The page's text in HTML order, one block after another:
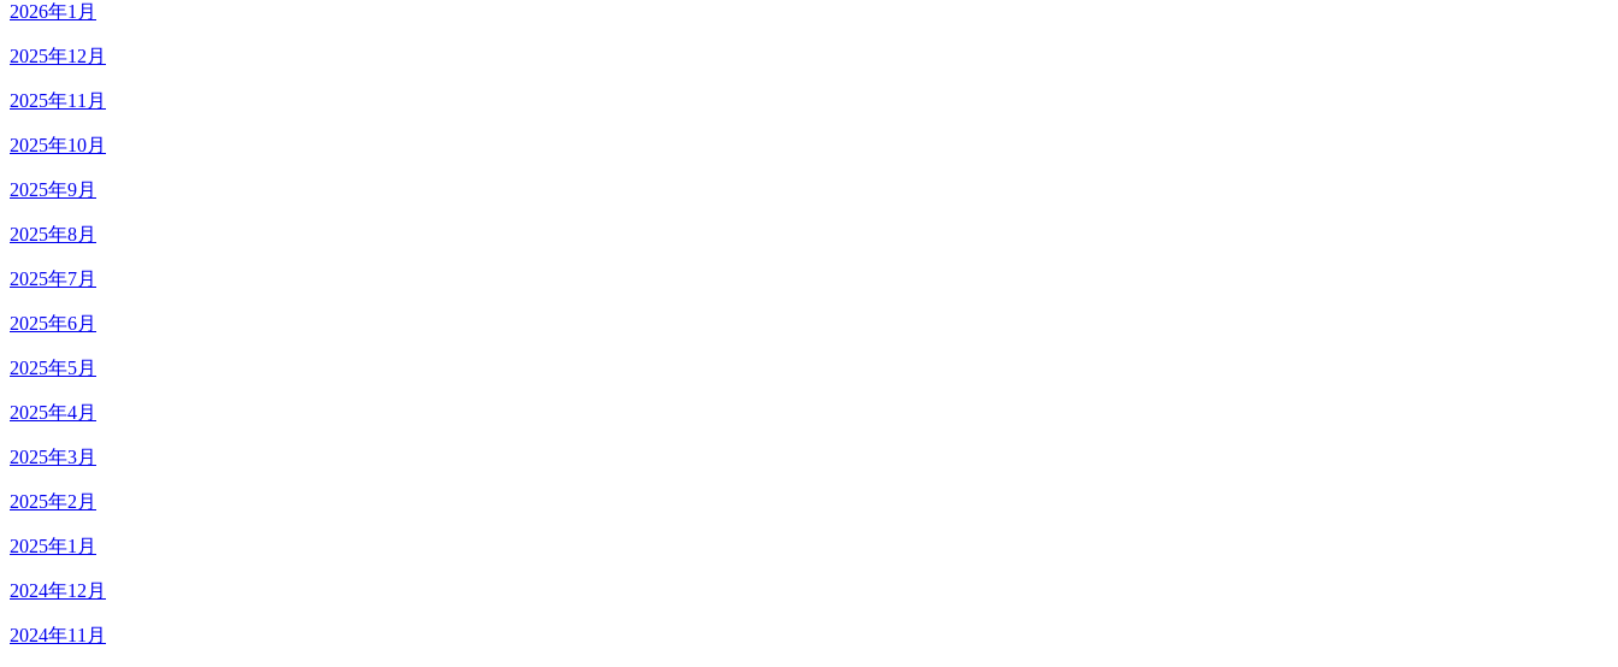
2026年1月
2025年12月
2025年11月
2025年10月
2025年9月
2025年8月
2025年7月
2025年6月
2025年5月
2025年4月
2025年3月
2025年2月
2025年1月
2024年12月
2024年11月